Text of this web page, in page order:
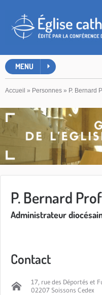
MENU
Accueil » Personnes » P. Bernard
P. Bernard
Administrateur
Contact
17, rue des Déportés et
02207 Soissons Cedex